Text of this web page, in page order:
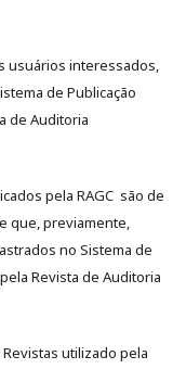
usuários interessados,
de Publicação
de Auditoria
pela RAGC são de
que, previamente,
no Sistema de
Revista de Auditoria
utilizado pela